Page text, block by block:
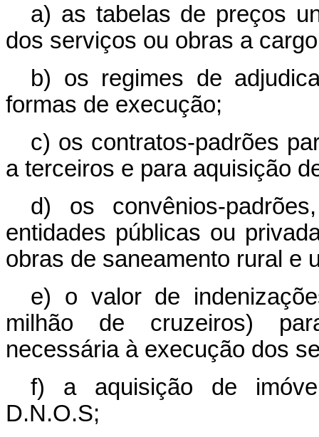
a) as tabelas de preços
dos serviços ou obras a
b) os regimes de
formas de execução;
c) os contratos-padrões
a terceiros e para aquisição
d) os convênios-
entidades públicas ou
obras de saneamento rural e
e) o valor de
milhão de cruzeiros)
necessária à execução dos
f) a aquisição de
D.N.O.S;